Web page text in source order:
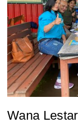
Wana